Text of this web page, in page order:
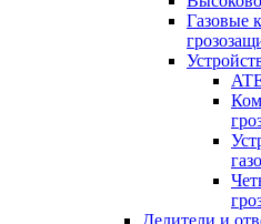
Газовые
Делители и